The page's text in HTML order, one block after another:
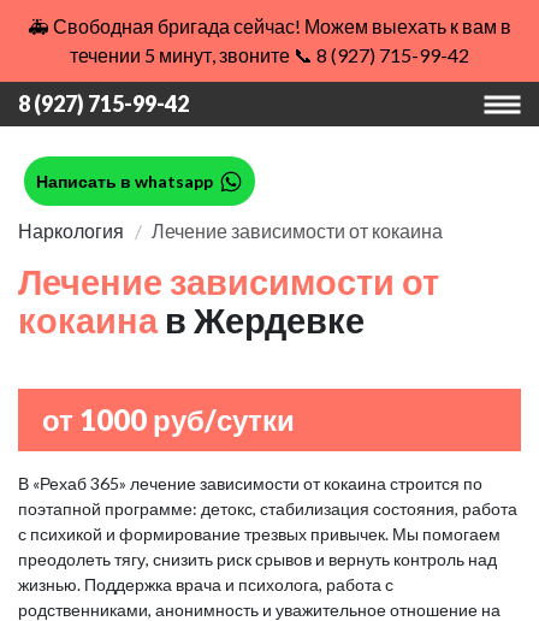
🚑 Свободная бригада сейчас! Можем выехать к вам в
течении 5 минут, звоните 📞 8 (927) 715-99-42
8 (927) 715-99-42
Написать в whatsapp
Наркология Лечение зависимости от кокаина
Лечение зависимости от
кокаина в Жердевке
от 1000 руб/сутки
В «Рехаб 365» лечение зависимости от кокаина строится по
поэтапной программе: детокс, стабилизация состояния, работа
с психикой и формирование трезвых привычек. Мы помогаем
преодолеть тягу, снизить риск срывов и вернуть контроль над
жизнью. Поддержка врача и психолога, работа с
родственниками, анонимность и уважительное отношение на